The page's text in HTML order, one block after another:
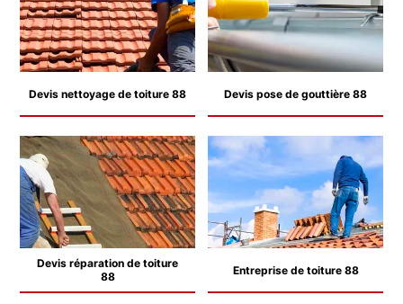
Devis nettoyage de toiture 88 Devis pose de gouttière 88
Devis réparation de toiture
88
Entreprise de toiture 88